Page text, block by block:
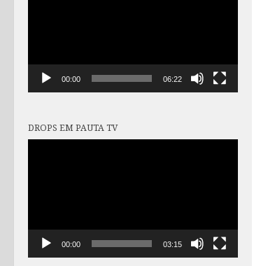
00:00 06:22
DROPS EM PAUTA TV
00:00 03:15